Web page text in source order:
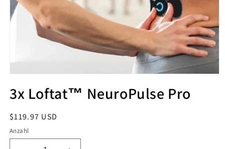
in
Modal
3x Loftat™ NeuroPulse Pro
Normaler
Preis
$119.97 USD
Anzahl